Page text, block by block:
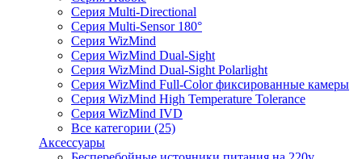
Серия Multi-Directional
Серия Multi-Sensor 180°
Серия WizMind
Серия WizMind Dual-Sight
Серия WizMind Dual-Sight Polarlight
Серия WizMind Full-Color фиксированные камеры
Серия WizMind High Temperature Tolerance
Серия WizMind IVD
Все категории (25)
Аксессуары